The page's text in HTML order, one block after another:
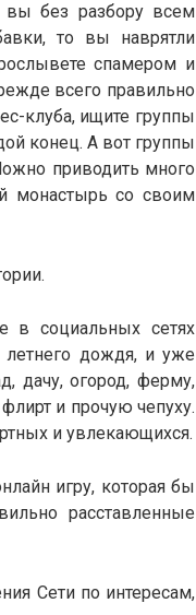
вы без разбору всем
то вы наврятли
спамером и
всего правильно
клуба, ищите группы
конец. А вот группы
приводить много
монастырь со своим
в социальных сетях
летнего дождя, и уже
дачу, огород, ферму,
и прочую чепуху.
и увлекающихся.
игру, которая бы
расставленные
Сети по интересам,